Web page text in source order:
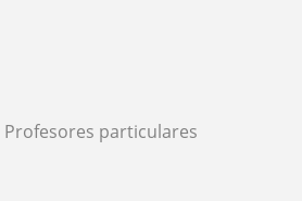
Profesores particulares